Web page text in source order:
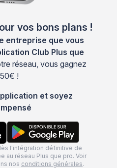
vos bons plans !
entreprise que vous
Club Plus que
réseau, vous gagnez
!
et soyez
l'intégration définitive de
au réseau Plus que pro. Voir
nos conditions générales.